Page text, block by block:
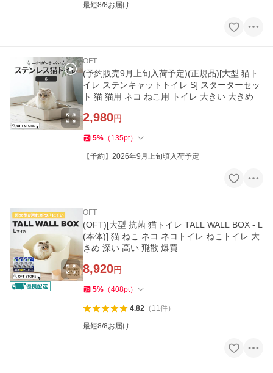
最短8/8お届け
OFT
(予約販売9月上旬入荷予定)(正規品)[大型 猫ト
イレ ステンキャットトイレ S] スターターセッ
ト 猫 猫用 ネコ ねこ用 トイレ 大きい 大きめ
2,980円
5% （ 135pt）
【予約】2026年9月上旬頃入荷予定
OFT
(OFT)[大型 抗菌 猫トイレ TALL WALL BOX - L
(本体)] 猫 ねこ ネコ ネコトイレ ねこトイレ 大
きめ 深い 高い 飛散 爆買
8,920円
5% （408pt）
4.82（ 11件）
最短8/8お届け